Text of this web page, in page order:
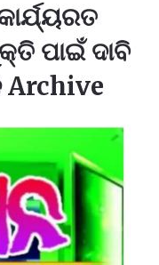
ପାଇଁ ଦାବି
Archive